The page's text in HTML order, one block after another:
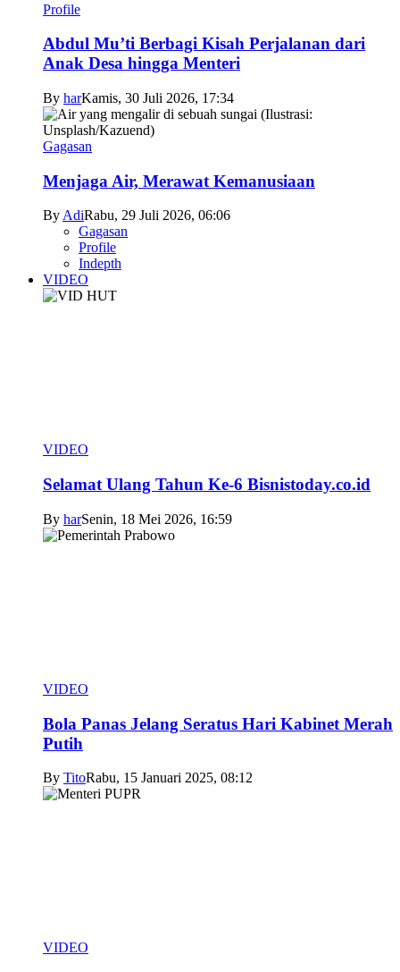
Profile
Abdul Mu’ti Berbagi Kisah Perjalanan dari
Anak Desa hingga Menteri
By harKamis, 30 Juli 2026, 17:34
Gagasan
Menjaga Air, Merawat Kemanusiaan
ByAdiRabu, 29 Juli 2026, 06:06
Gagasan
Profile
Indepth
VIDEO
VIDEO
Selamat Ulang Tahun Ke-6 Bisnistoday.co.id
By harSenin, 18 Mei 2026, 16:59
VIDEO
Bola Panas Jelang Seratus Hari Kabinet Merah
Putih
By TitoRabu, 15 Januari 2025, 08:12
VIDEO